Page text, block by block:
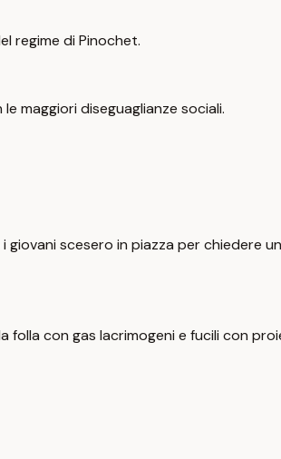
regime di Pinochet.
maggiori diseguaglianze sociali.
scesero in piazza per chiedere
con gas lacrimogeni e fucili con